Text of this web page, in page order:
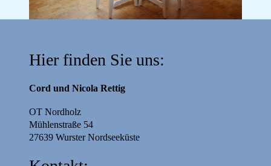
Hier finden Sie uns:
Cord und Nicola Rettig
OT Nordholz
Mühlenstraße 54
27639 Wurster Nordseeküste